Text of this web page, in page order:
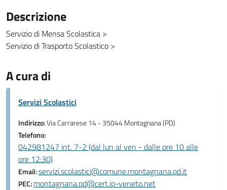
Descrizione
Servizio di Mensa Scolastica >
Servizio di Trasporto Scolastico >
A cura di
Servizi Scolastici
Indirizzo:Via Carrarese 14 - 35044 Montagnana (PD)
Telefono:
042981247 int. 7-2 (dal lun al ven - dalle ore 10 alle
ore 12:30)
Email:servizi.scolastici@comune.montagnana.pd.it
PEC:montagnana.pd@cert.ip-veneto.net